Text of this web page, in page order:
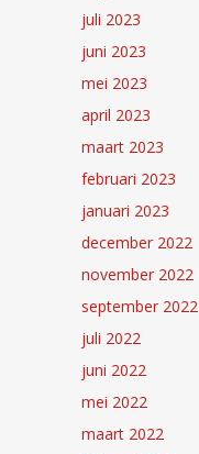
juli 2023
juni 2023
mei 2023
april 2023
maart 2023
februari 2023
januari 2023
december 2022
november 2022
september 2022
juli 2022
juni 2022
mei 2022
maart 2022